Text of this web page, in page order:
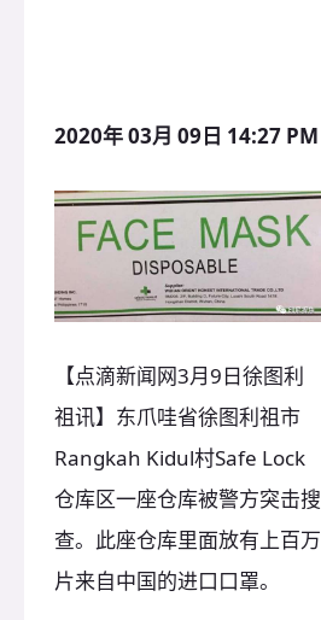
2020年 03月 09日 14:27 PM
【点滴新闻网3月9日徐图利
祖讯】东爪哇省徐图利祖市
Rangkah Kidul村Safe Lock
仓库区一座仓库被警方突击搜
查。此座仓库里面放有上百万
片来自中国的进口口罩。